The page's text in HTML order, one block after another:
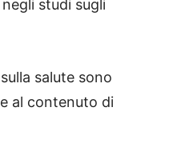
studi sugli
salute sono
al contenuto di